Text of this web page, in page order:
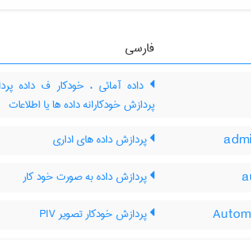
فارسی
داده آمائی ، خودکار ف داده
پردازش خودکارانه داده ها یا اطلاعات
پردازش داده های اداری
پردازش داده به صورت خود کار
پردازش خودکار تصویر PIV